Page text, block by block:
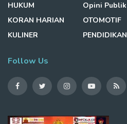
HUKUM
KORAN HARIAN
KULINER
Opini Publik
OTOMOTIF
PENDIDIKAN
Follow Us